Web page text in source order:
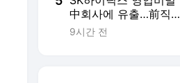
中회사에 유출…前직원
2심도 징역1년6개월
9시간 전